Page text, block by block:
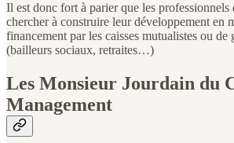
Il est donc fort à parier que les professionnels
chercher à construire leur développement en
financement par les caisses mutualistes ou de
(bailleurs sociaux, retraites…)
Les Monsieur Jourdain du
Management